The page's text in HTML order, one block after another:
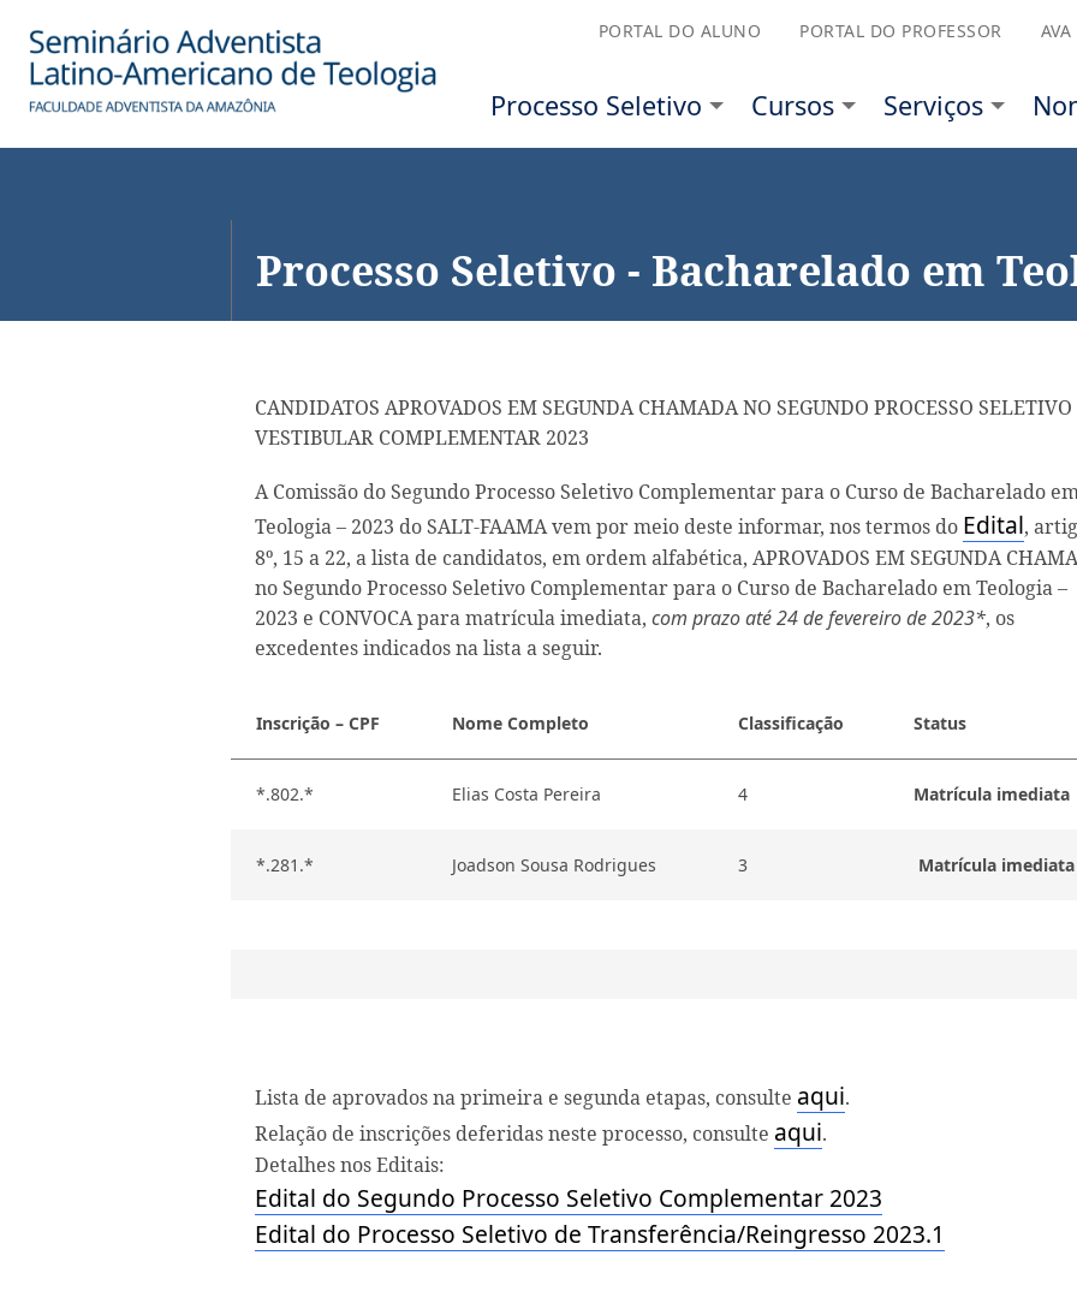
PORTAL DO ALUNO PORTAL DO PROFESSOR AVA
Processo Seletivo
Processo Seletivo - Bacharelado em
CANDIDATOS APROVADOS EM SEGUNDA CHAMADA NO SEGUNDO PROCESSO SELETIVO
VESTIBULAR COMPLEMENTAR 2023
A Comissão do Segundo Processo Seletivo Complementar para o Curso de Bacharelado
Teologia – 2023 do SALT-FAAMA vem por meio deste informar, nos termos do Edital,
8º, 15 a 22, a lista de candidatos, em ordem alfabética, APROVADOS EM SEGUNDA
no Segundo Processo Seletivo Complementar para o Curso de Bacharelado em Teologia –
2023 e CONVOCA para matrícula imediata, com prazo até 24 de fevereiro de 2023*, os
excedentes indicados na lista a seguir.
Inscrição – CPF Nome Completo Classificação Status
*.802.* Elias Costa Pereira 4 Matrícula imediata
*.281.* Joadson Sousa Rodrigues 3 Matrícula imediata
Lista de aprovados na primeira e segunda etapas, consulte aqui.
Relação de inscrições deferidas neste processo, consulte aqui.
Detalhes nos Editais:
Edital do Segundo Processo Seletivo Complementar 2023
Edital do Processo Seletivo de Transferência/Reingresso 2023.1